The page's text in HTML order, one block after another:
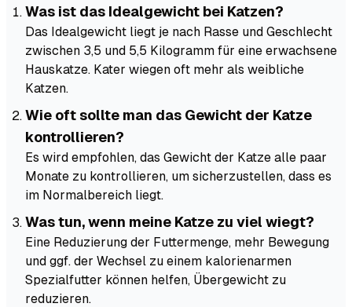
Was ist das Idealgewicht bei Katzen?
Das Idealgewicht liegt je nach Rasse und Geschlecht
zwischen 3,5 und 5,5 Kilogramm für eine erwachsene
Hauskatze. Kater wiegen oft mehr als weibliche
Katzen.
Wie oft sollte man das Gewicht der Katze
kontrollieren?
Es wird empfohlen, das Gewicht der Katze alle paar
Monate zu kontrollieren, um sicherzustellen, dass es
im Normalbereich liegt.
Was tun, wenn meine Katze zu viel wiegt?
Eine Reduzierung der Futtermenge, mehr Bewegung
und ggf. der Wechsel zu einem kalorienarmen
Spezialfutter können helfen, Übergewicht zu
reduzieren.